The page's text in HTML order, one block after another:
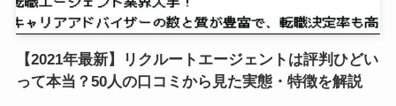
【2021年最新】リクルートエージェントは評判ひどい
って本当？50人の口コミから見た実態・特徴を解説